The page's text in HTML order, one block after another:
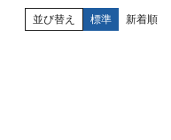
並び替え 標準 新着順